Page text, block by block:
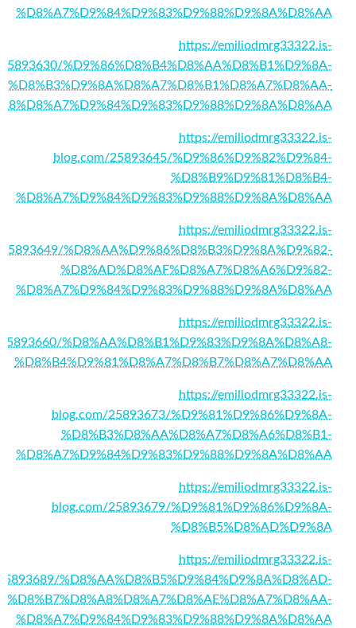
%D8%A7%D9%84%D9%83%D9%88%D9%8A%D8%AA
https://emiliodmrg33322.is-
%D9%86%D8%B4%D8%AA%D8%B1%D9%8A-
https://emiliodmrg33322.is-
blog.com/25893645/%D9%86%D9%82%D9%84-
%D8%B9%D9%81%D8%B4-
%D8%A7%D9%84%D9%83%D9%88%D9%8A%D8%AA
https://emiliodmrg33322.is-
%D8%AA%D9%86%D8%B3%D9%8A%D9%82-
%D8%AD%D8%AF%D8%A7%D8%A6%D9%82-
%D8%A7%D9%84%D9%83%D9%88%D9%8A%D8%AA
https://emiliodmrg33322.is-
%D8%AA%D8%B1%D9%83%D9%8A%D8%A8-
%D8%B4%D9%81%D8%A7%D8%B7%D8%A7%D8%AA
https://emiliodmrg33322.is-
blog.com/25893673/%D9%81%D9%86%D9%8A-
%D8%B3%D8%AA%D8%A7%D8%A6%D8%B1-
%D8%A7%D9%84%D9%83%D9%88%D9%8A%D8%AA
https://emiliodmrg33322.is-
blog.com/25893679/%D9%81%D9%86%D9%8A-
%D8%B5%D8%AD%D9%8A
https://emiliodmrg33322.is-
%D8%AA%D8%B5%D9%84%D9%8A%D8%AD-
%D8%B7%D8%A8%D8%A7%D8%AE%D8%A7%D8%AA-
%D8%A7%D9%84%D9%83%D9%88%D9%8A%D8%AA